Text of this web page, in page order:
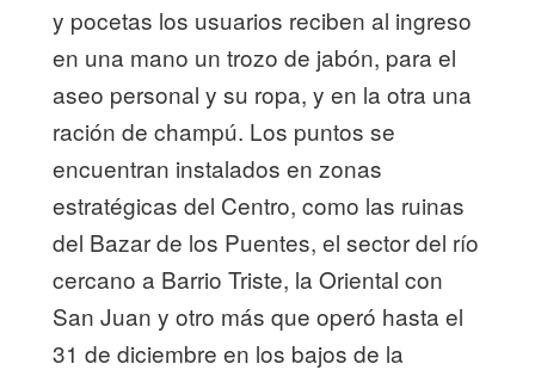
y pocetas los usuarios reciben al ingreso
en una mano un trozo de jabón, para el
aseo personal y su ropa, y en la otra una
ración de champú. Los puntos se
encuentran instalados en zonas
estratégicas del Centro, como las ruinas
del Bazar de los Puentes, el sector del río
cercano a Barrio Triste, la Oriental con
San Juan y otro más que operó hasta el
31 de diciembre en los bajos de la